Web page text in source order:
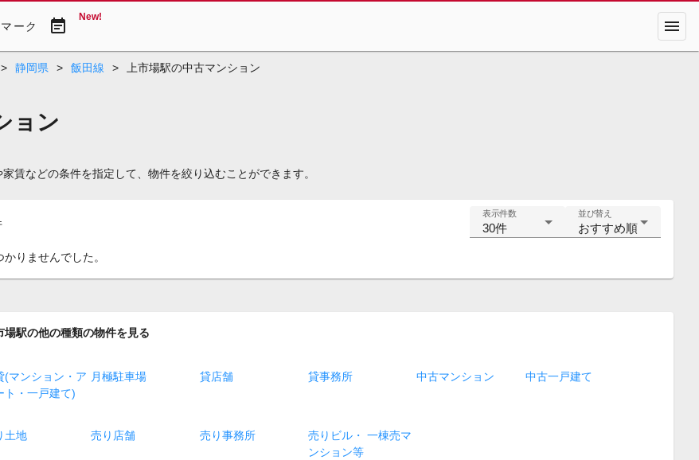
ーク event_note New! menu
> 静岡県 > 飯田線 > 上市場駅の中古マンション
ョン
賃などの条件を指定して、物件を絞り込むことができます。
表示件数
30件
並び替え
おすすめ順
かりませんでした。
場駅の他の種類の物件を見る
(マンション・ア
ト・一戸建て)
月極駐車場 貸店舗 貸事務所 中古マンション 中古一戸建て
土地 売り店舗 売り事務所
売りビル・ 一棟売マ
ンション等